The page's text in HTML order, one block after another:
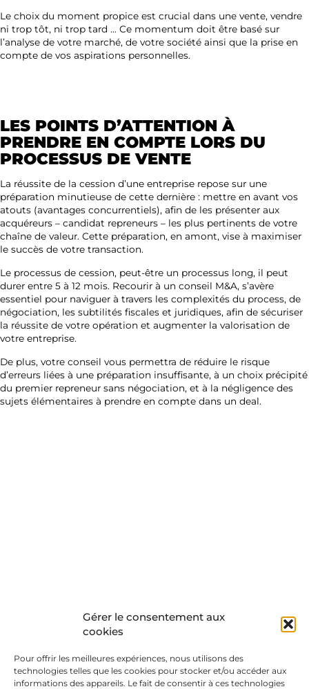
Gérer le consentement aux
cookies
Pour offrir les meilleures expériences, nous utilisons des
technologies telles que les cookies pour stocker et/ou accéder aux
informations des appareils. Le fait de consentir à ces technologies
Le choix du moment propice est crucial dans une vente, vendre
ni trop tôt, ni trop tard … Ce momentum doit être basé sur
l’analyse de votre marché, de votre société ainsi que la prise en
compte de vos aspirations personnelles.
LES POINTS D’ATTENTION À
PRENDRE EN COMPTE LORS DU
PROCESSUS DE VENTE
La réussite de la cession d’une entreprise repose sur une
préparation minutieuse de cette dernière : mettre en avant vos
atouts (avantages concurrentiels), afin de les présenter aux
acquéreurs – candidat repreneurs – les plus pertinents de votre
chaîne de valeur. Cette préparation, en amont, vise à maximiser
le succès de votre transaction.
Le processus de cession, peut-être un processus long, il peut
durer entre 5 à 12 mois. Recourir à un conseil M&A, s’avère
essentiel pour naviguer à travers les complexités du process, de
négociation, les subtilités fiscales et juridiques, afin de sécuriser
la réussite de votre opération et augmenter la valorisation de
votre entreprise.
De plus, votre conseil vous permettra de réduire le risque
d’erreurs liées à une préparation insuffisante, à un choix précipité
du premier repreneur sans négociation, et à la négligence des
sujets élémentaires à prendre en compte dans un deal.
Special Operations